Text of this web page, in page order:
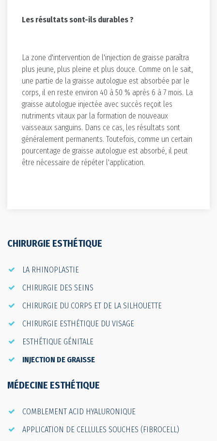
Les résultats sont-ils durables ?
La zone d'intervention de l'injection de graisse paraîtra
plus jeune, plus pleine et plus douce. Comme on le sait,
une partie de la graisse autologue est absorbée par le
corps, il en reste environ 40 à 50 % après 6 à 7 mois. La
graisse autologue injectée avec succès reçoit les
nutriments vitaux par la formation de nouveaux
vaisseaux sanguins. Dans ce cas, les résultats sont
généralement permanents. Toutefois, comme un certain
pourcentage de graisse autologue est absorbé, il peut
être nécessaire de répéter l'application.
CHIRURGIE ESTHÉTIQUE
LA RHINOPLASTIE
CHIRURGIE DES SEINS
CHIRURGIE DU CORPS ET DE LA SILHOUETTE
CHIRURGIE ESTHÉTIQUE DU VISAGE
ESTHÉTIQUE GÉNITALE
INJECTION DE GRAISSE
MÉDECINE ESTHÉTIQUE
COMBLEMENT ACID HYALURONIQUE
APPLICATION DE CELLULES SOUCHES (FIBROCELL)